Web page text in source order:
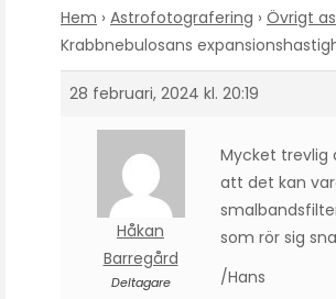
Hem › Astrofotografering › Övrigt
Krabbnebulosans
28 februari, 2024 kl. 20:19
Håkan
Barregård
Deltagare
Mycket trevlig
att det kan
som rör sig
/Hans